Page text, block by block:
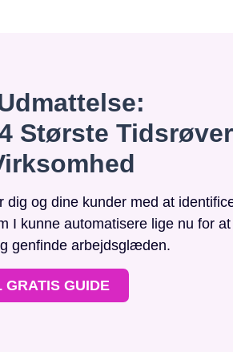
Største
og dine kunder med at
I kunne automatisere lige nu for at
genfinde arbejdsglæden.
GRATIS GUIDE